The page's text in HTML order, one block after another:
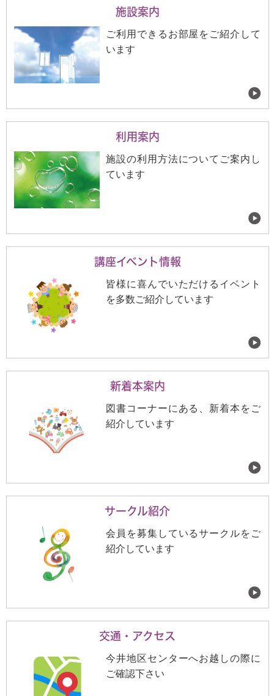
施設案内
ご利用できるお部屋をご紹介して
います
利用案内
施設の利用方法についてご案内し
ています
講座イベント情報
皆様に喜んでいただけるイベント
を多数ご紹介しています
新着本案内
図書コーナーにある、新着本をご
紹介しています
サークル紹介
会員を募集しているサークルをご
紹介しています
交通・アクセス
今井地区センターへお越しの際に
ご確認下さい